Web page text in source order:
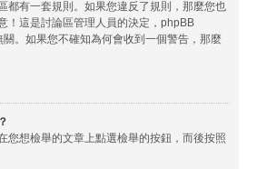
都有一套規則。如果您違反了規則，那麼您也
！這是討論區管理人員的決定，phpBB
。如果您不確知為何會收到一個警告，那麼
您想檢舉的文章上點選檢舉的按鈕，而後按照